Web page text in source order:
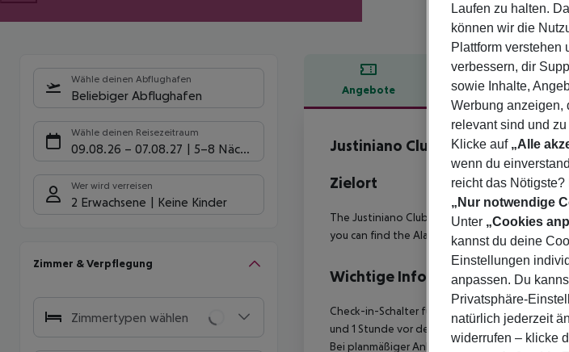
Wähle deinen Abflughafen
Beliebiger Abflughafen
Wähle deinen Reisezeitraum
09.08.26 – 07.08.27 5-8 Nächte
Wer wird verreisen
2 Erwachsene Keine Kinder
Zimmer & Verpflegung
Zimmertypen wählen
Angebote
Hotelbeschreibung
Justiniano Club Alanya Hotel
4
Zielort
The Justiniano Club Alanya hotel is located
you can find the Alanya Castle and the Red
Wichtige Informationen
Check-in-Schalter für internationale Flüge,
und 1 Stunde vor dem Abflug geschlossen.
Bei planmäßiger Ankunft im Zielgebiet ab
Laufen zu halten.
können wir die
Plattform verstehen
verbessern, dir
sowie Inhalte,
Werbung anzeigen,
relevant sind und
Klicke auf „Alle
wenn du
reicht das
„Nur notwendige
Unter „Cookies
kannst du deine
Einstellungen
anpassen. Du
Privatsphäre-
natürlich jederzeit
widerrufen – klicke